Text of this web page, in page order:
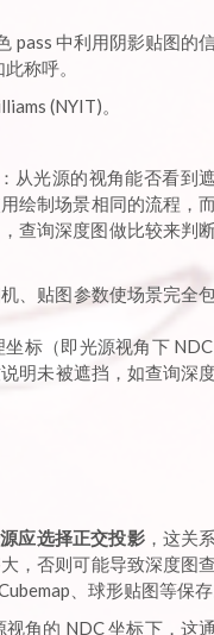
pass 中利用阴影贴图的
称呼。
(NYIT)。
从光源的视角能否看到
绘制场景相同的流程，
查询深度图做比较来判
、贴图参数使场景完全
标（即光源视角下
明未被遮挡，如查询深
应选择正交投影，这关
，否则可能导致深度图
、球形贴图等保存
角的 NDC 坐标下，这